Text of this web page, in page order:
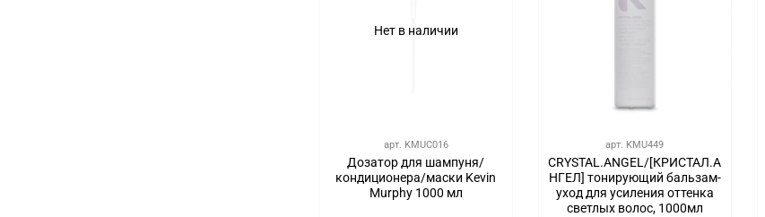
Нет в наличии
арт. KMUC016
Дозатор для шампуня/
кондиционера/маски Kevin
Murphy 1000 мл
арт. KMU449
CRYSTAL.ANGEL/[КРИСТАЛ.А
НГЕЛ] тонирующий бальзам-
уход для усиления оттенка
светлых волос, 1000мл